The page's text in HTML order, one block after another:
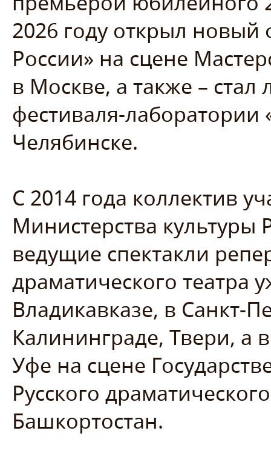
2026 году открыл новый
России» на сцене
в Москве, а также –
фестиваля-лаборатории
Челябинске.
С 2014 года коллектив
Министерства культуры
ведущие спектакли
драматического театра
Владикавказе, в Санкт-
Калининграде, Твери, а
Уфе на сцене
Русского
Башкортостан.